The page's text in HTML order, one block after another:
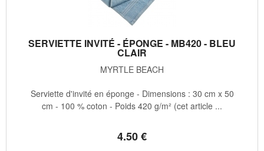
SERVIETTE INVITÉ - ÉPONGE - MB420 - BLEU
CLAIR
MYRTLE BEACH
4.50€
Serviette d'invité en éponge - Dimensions : 30 cm x 50
cm - 100 % coton - Poids 420 g/m² (cet article ...